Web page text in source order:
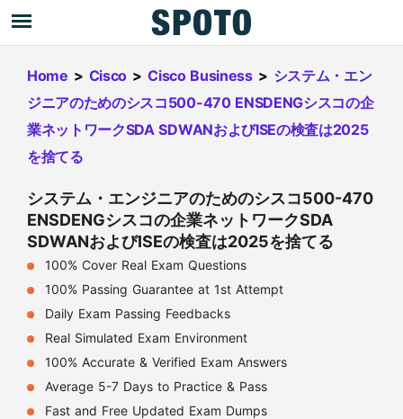
Home > Cisco > Cisco Business > システム・エン
ジニアのためのシスコ500-470 ENSDENGシスコの企
業ネットワークSDA SDWANおよびISEの検査は2025
を捨てる
システム・エンジニアのためのシスコ500-470
ENSDENGシスコの企業ネットワークSDA
SDWANおよびISEの検査は2025を捨てる
100% Cover Real Exam Questions
100% Passing Guarantee at 1st Attempt
Daily Exam Passing Feedbacks
Real Simulated Exam Environment
100% Accurate & Verified Exam Answers
Average 5-7 Days to Practice & Pass
Fast and Free Updated Exam Dumps